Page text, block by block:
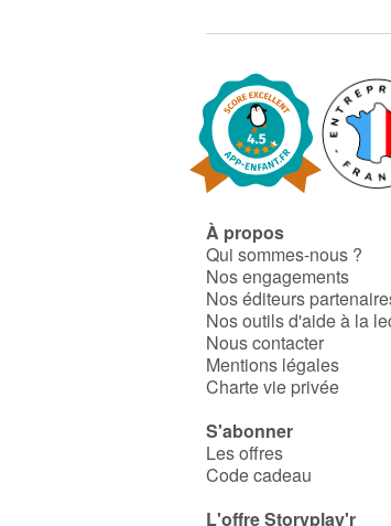
À propos
Qui sommes-nous ?
Nos engagements
Nos éditeurs
Nos outils d'aide à la
Nous contacter
Mentions légales
Charte vie privée
S'abonner
Les offres
Code cadeau
L'offre Storyplay'r